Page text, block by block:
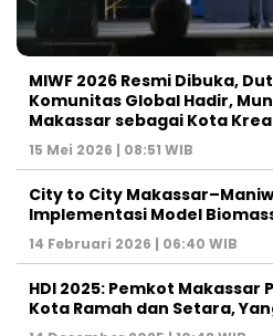
MIWF 2026 Resmi Dibuka,
Komunitas Global Hadir,
Makassar sebagai Kota
15 Mei 2026 | 08:51 WIB
City to City
Implementasi Model
14 Februari 2026 | 06:40 WIB
HDI 2025: Pemkot
Kota Ramah dan Setara,